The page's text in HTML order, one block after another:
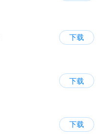
下载
下载
下载